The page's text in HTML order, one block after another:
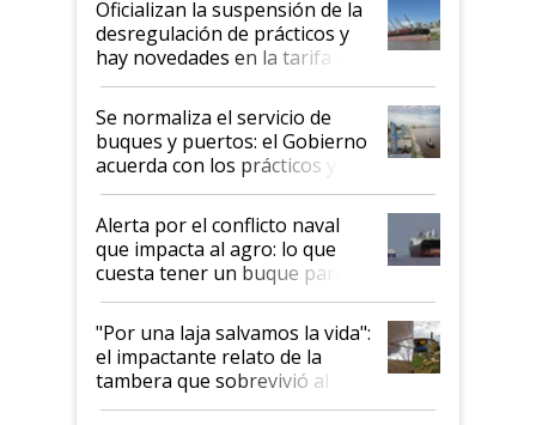
Oficializan la suspensión de la
desregulación de prácticos y
hay novedades en la tarifa de
la hidrovía
Se normaliza el servicio de
buques y puertos: el Gobierno
acuerda con los prácticos y
suspende el decreto de
desregulación
Alerta por el conflicto naval
que impacta al agro: lo que
cuesta tener un buque parado
y el peligro de que Argentina
pase a ser "país sucio"
"Por una laja salvamos la vida":
el impactante relato de la
tambera que sobrevivió al
tornado